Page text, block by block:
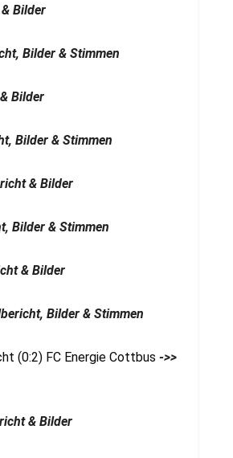
Bilder
Bilder & Stimmen
Bilder
Bilder & Stimmen
& Bilder
Bilder & Stimmen
& Bilder
Bilder & Stimmen
(0:2) FC Energie Cottbus ->>
& Bilder